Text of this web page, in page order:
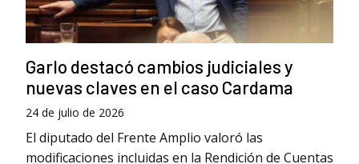
Garlo destacó cambios judiciales y
nuevas claves en el caso Cardama
24 de julio de 2026
El diputado del Frente Amplio valoró las
modificaciones incluidas en la Rendición de Cuentas